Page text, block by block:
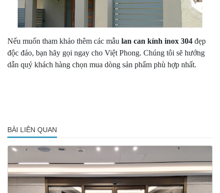
Nếu muốn tham khảo thêm các mẫu lan can kính inox 304 đẹp
độc đáo, bạn hãy gọi ngay cho Việt Phong. Chúng tôi sẽ hướng
dẫn quý khách hàng chọn mua dòng sản phẩm phù hợp nhất.
BÀI LIÊN QUAN